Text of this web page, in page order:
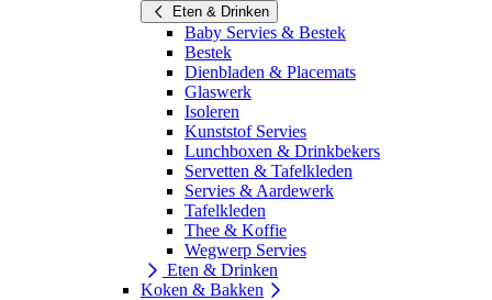
Eten & Drinken
Baby Servies & Bestek
Bestek
Dienbladen & Placemats
Glaswerk
Isoleren
Kunststof Servies
Lunchboxen & Drinkbekers
Servetten & Tafelkleden
Servies & Aardewerk
Tafelkleden
Thee & Koffie
Wegwerp Servies
Eten & Drinken
Koken & Bakken